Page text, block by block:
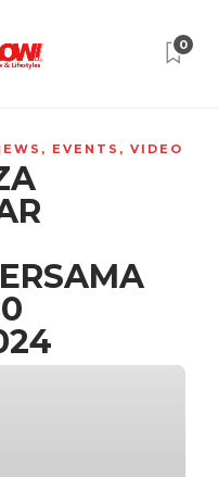
0
, EVENTS , VIDEO